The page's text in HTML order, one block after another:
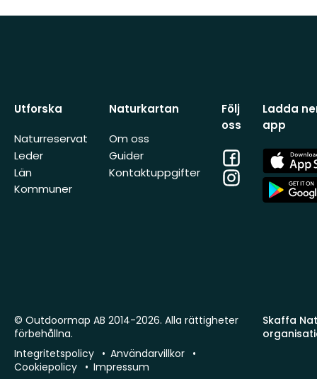
Utforska
Naturreservat
Leder
Län
Kommuner
Naturkartan
Om oss
Guider
Kontaktuppgifter
Följ
oss
Facebook
Instagram
Ladda
app
App
Store
App
Store
Skaffa
© Outdoormap AB 2014-2026. Alla rättigheter
förbehållna.
Integritetspolicy
Användarvillkor
Cookiepolicy
Impressum